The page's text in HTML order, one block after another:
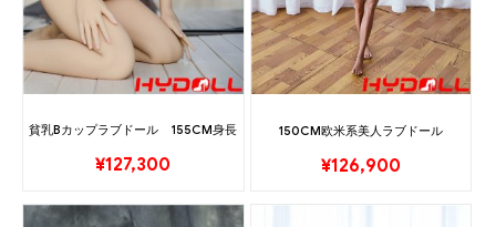
貧乳Bカップラブドール 155CM身長
¥127,300
150CM欧米系美人ラブドール
¥126,900